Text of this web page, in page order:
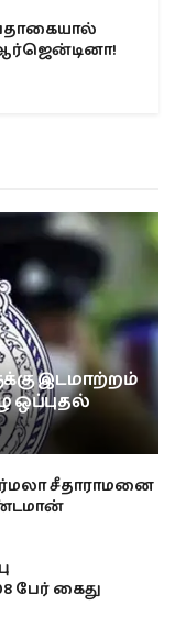
இடமாற்றம்
சீதாராமனை
பேர் கைது